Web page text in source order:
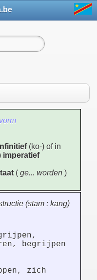
(ko-) of in
imperatief
( ge... worden )
(stam : kang)
begrijpen
zich